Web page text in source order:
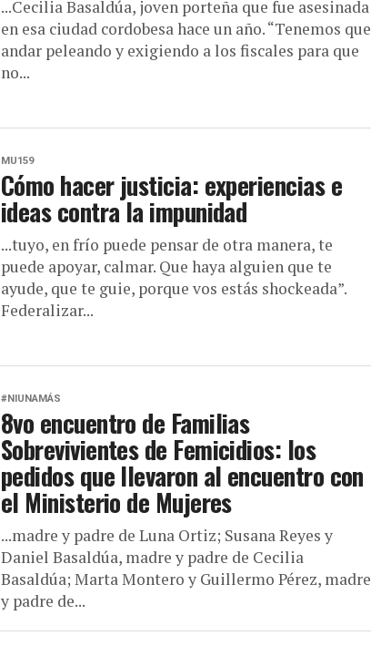
...Cecilia Basaldúa, joven porteña que fue asesinada
en esa ciudad cordobesa hace un año. “Tenemos que
andar peleando y exigiendo a los fiscales para que
no...
MU159
Cómo hacer justicia: experiencias e
ideas contra la impunidad
...tuyo, en frío puede pensar de otra manera, te
puede apoyar, calmar. Que haya alguien que te
ayude, que te guie, porque vos estás shockeada”.
Federalizar...
#NIUNAMÁS
8vo encuentro de Familias
Sobrevivientes de Femicidios: los
pedidos que llevaron al encuentro con
el Ministerio de Mujeres
...madre y padre de Luna Ortiz; Susana Reyes y
Daniel Basaldúa, madre y padre de Cecilia
Basaldúa; Marta Montero y Guillermo Pérez, madre
y padre de...